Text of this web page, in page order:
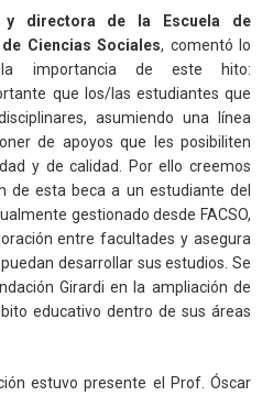
y directora de la Escuela de
Ciencias Sociales, comentó lo
importancia de este hito:
que los/las estudiantes que
asumiendo una línea
de apoyos que les posibiliten
y de calidad. Por ello creemos
de esta beca a un estudiante del
gestionado desde FACSO,
entre facultades y asegura
desarrollar sus estudios. Se
Girardi en la ampliación de
educativo dentro de sus áreas
estuvo presente el Prof. Óscar